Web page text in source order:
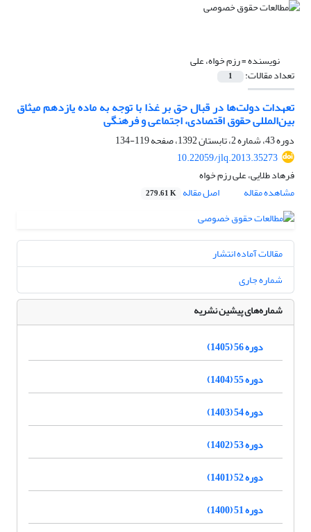
نویسنده =رزم خواه، علی
تعداد مقالات: 1
تعهدات دولت‌ها در قبال حق بر غذا با توجه به ماده یازدهم میثاق
بین‌المللی حقوق اقتصادی، اجتماعی و فرهنگی
دوره 43، شماره 2، تابستان 1392، صفحه
119-134
10.22059/jlq.2013.35273
فرهاد طلایی، علی رزم خواه
مشاهده مقاله
اصل مقاله 279.61 K
مقالات آماده انتشار
شماره جاری
شماره‌های پیشین نشریه
دوره 56 (1405)
دوره 55 (1404)
دوره 54 (1403)
دوره 53 (1402)
دوره 52 (1401)
دوره 51 (1400)